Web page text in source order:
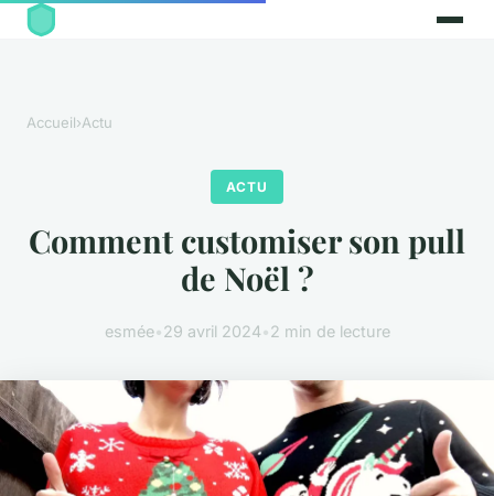
Accueil›Actu
ACTU
Comment customiser son pull
de Noël ?
esmée•29 avril 2024•2 min de lecture